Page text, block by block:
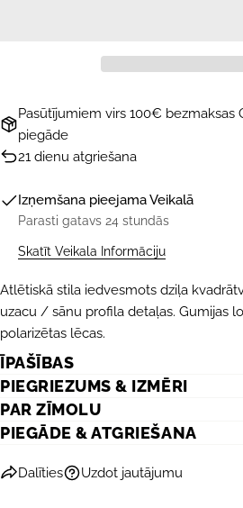
Pasūtījumiem virs 100€ bezmaksas
piegāde
21 dienu atgriešana
Izņemšana pieejamaVeikalā
Parasti gatavs 24 stundās
Skatīt Veikala Informāciju
Atlētiskā stila iedvesmots dziļa
uzacu / sānu profila detaļas. Gumijas
polarizētas lēcas.
ĪPAŠĪBAS
PIEGRIEZUMS & IZMĒRI
PAR ZĪMOLU
PIEGĀDE & ATGRIEŠANA
Dalīties
DALĪTIES AR ŠO
Dalīties
Uzdot jautājumu
UZDOT
vārds
e-
pasts
telefons